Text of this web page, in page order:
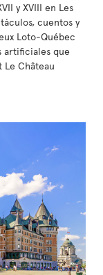
y XVIII en Les
cuentos y
Loto-Québec
artificiales que
Château